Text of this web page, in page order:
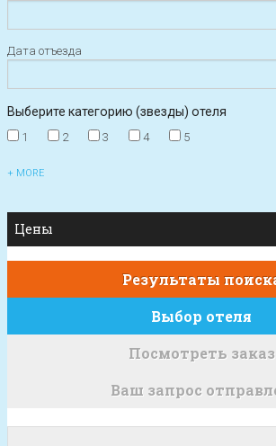
Дата отъезда
Выберите категорию (звезды) отеля
1 2 3 4 5
+ MORE
Цены
Результаты
Выбор отеля
Посмотреть заказ
Ваш запрос